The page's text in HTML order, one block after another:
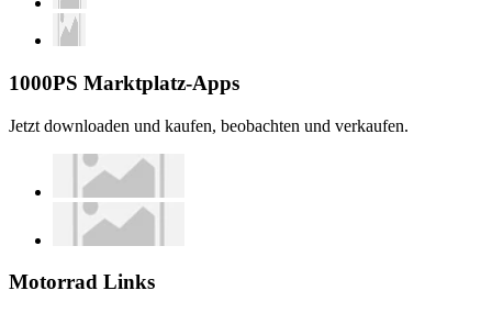
1000PS Marktplatz-Apps
Jetzt downloaden und kaufen, beobachten und verkaufen.
Motorrad Links